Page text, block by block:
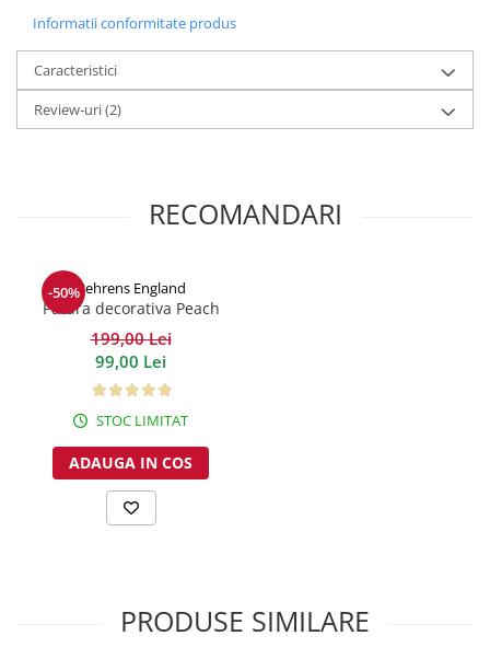
Informatii conformitate produs
Caracteristici
Review-uri(2)
RECOMANDARI
-50%Behrens England
Patura decorativa Peach
Lifestyle
199,00 Lei
99,00 Lei
STOC LIMITAT
ADAUGA IN COS
PRODUSE SIMILARE